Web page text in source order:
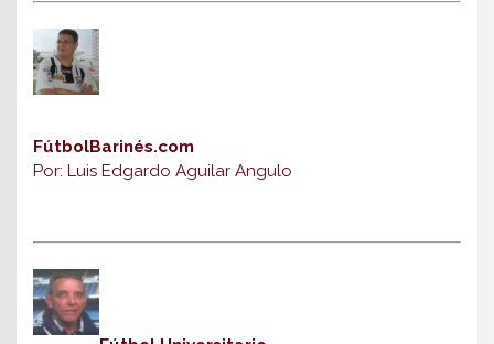
FútbolBarinés.com
Por: Luis Edgardo Aguilar Angulo